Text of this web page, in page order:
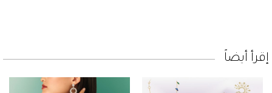
إقرأ أيضاً